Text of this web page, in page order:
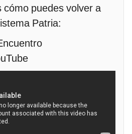
puedes volver a
Patria: